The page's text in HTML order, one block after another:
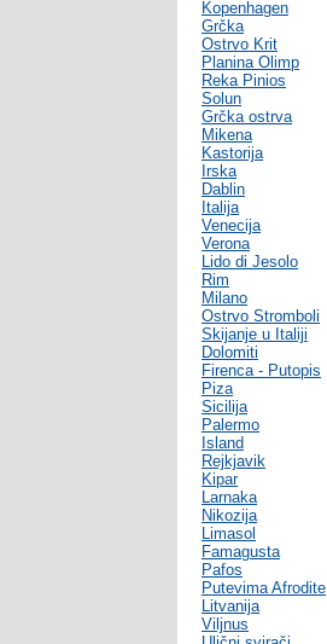
Kopenhagen
Grčka
Ostrvo Krit
Planina Olimp
Reka Pinios
Solun
Grčka ostrva
Mikena
Kastorija
Irska
Dablin
Italija
Venecija
Verona
Lido di Jesolo
Rim
Milano
Ostrvo Stromboli
Skijanje u Italiji
Dolomiti
Firenca - Putopis
Piza
Sicilija
Palermo
Island
Rejkjavik
Kipar
Larnaka
Nikozija
Limasol
Famagusta
Pafos
Putevima Afrodite
Litvanija
Viljnus